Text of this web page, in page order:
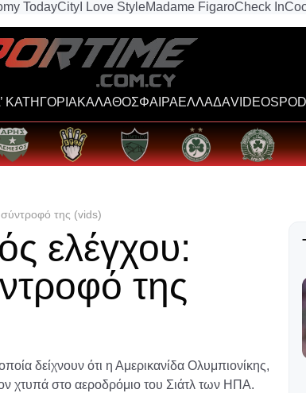
TodayCity I Love StyleMadame FigaroCheck In
ΚΑΤΗΓΟΡΙΑΚΑΛΑΘΟΣΦΑΙΡΑΕΛΛΑΔΑVIDEOS
σύντροφό της (vids)
ελέγχου:
της
δείχνουν ότι η Αμερικανίδα Ολυμπιονίκης,
χτυπά στο αεροδρόμιο του Σιάτλ των ΗΠΑ.